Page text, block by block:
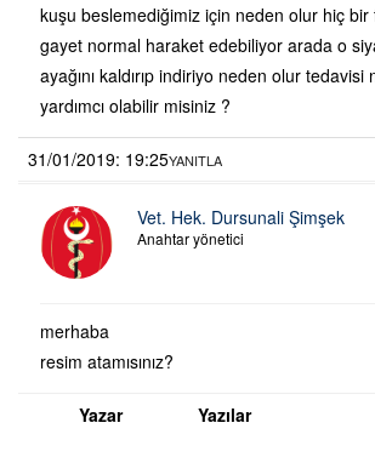
kuşu beslemediğimiz için neden olur hiç
gayet normal haraket edebiliyor arada o
ayağını kaldırıp indiriyo neden olur tedavisi
yardımcı olabilir misiniz ?
31/01/2019: 19:25YANITLA
Vet. Hek. Dursunali Şimşek
Anahtar yönetici
merhaba
resim atamısınız?
Yazar Yazılar